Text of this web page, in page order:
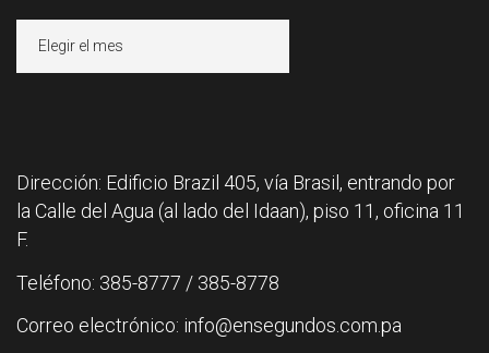
Dirección: Edificio Brazil 405, vía Brasil, entrando por
la Calle del Agua (al lado del Idaan), piso 11, oficina 11
F.
Teléfono: 385-8777 / 385-8778
Correo electrónico: info@ensegundos.com.pa